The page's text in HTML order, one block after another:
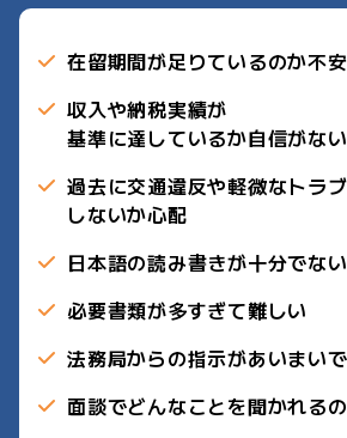
在留期間が足りているのか不安
収入や納税実績が
基準に達しているか自信がない
過去に交通違反や軽微なトラ
しないか心配
日本語の読み書きが十分でない
必要書類が多すぎて難しい
法務局からの指示があいまい
面談でどんなことを聞かれる